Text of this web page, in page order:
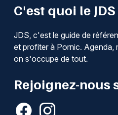
C'est quoi le JDS
JDS, c'est le guide de
et profiter à Pornic. Agenda,
on s'occupe de tout.
Rejoignez-nous